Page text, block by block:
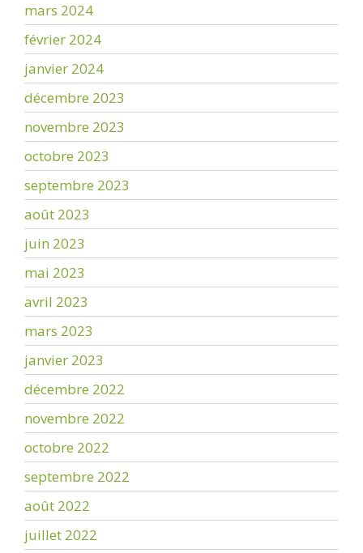
mars 2024
février 2024
janvier 2024
décembre 2023
novembre 2023
octobre 2023
septembre 2023
août 2023
juin 2023
mai 2023
avril 2023
mars 2023
janvier 2023
décembre 2022
novembre 2022
octobre 2022
septembre 2022
août 2022
juillet 2022